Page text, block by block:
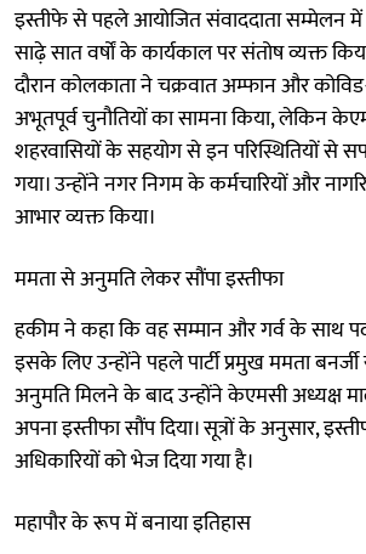
इस्तीफे से पहले आयोजित संवाददाता सम्मेलन
साढ़े सात वर्षों के कार्यकाल पर संतोष व्यक्त
दौरान कोलकाता ने चक्रवात अम्फान और
अभूतपूर्व चुनौतियों का सामना किया, लेकिन
शहरवासियों के सहयोग से इन परिस्थितियों से
गया। उन्होंने नगर निगम के कर्मचारियों और
आभार व्यक्त किया।
ममता से अनुमति लेकर सौंपा इस्तीफा
हकीम ने कहा कि वह सम्मान और गर्व के साथ
इसके लिए उन्होंने पहले पार्टी प्रमुख ममता
अनुमति मिलने के बाद उन्होंने केएमसी अध्यक्ष
अपना इस्तीफा सौंप दिया। सूत्रों के अनुसार,
अधिकारियों को भेज दिया गया है।
महापौर के रूप में बनाया इतिहास